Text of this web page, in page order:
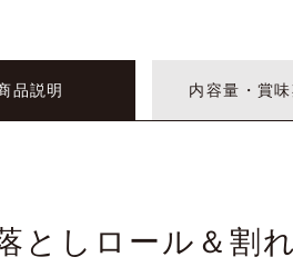
品説明 内容量・賞味
としロール＆割